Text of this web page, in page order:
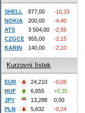
SHELL 877,00
-10,33
NOKIA
200,00
-4,40
ATS
3 504,00
-2,56
CZGCE
955,00
-2,15
KARIN
140,00 -2,10
Kurzovní lístek
EUR 24,210
-0,08
HUF
6,655
+0,35
JPY
13,288
0,00
PLN
5,632
-0,24